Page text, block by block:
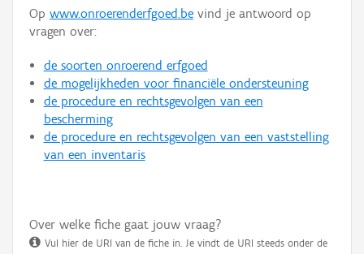
Op www.onroerenderfgoed.be vind je antwoord op
vragen over:
de soorten onroerend erfgoed
de mogelijkheden voor financiële ondersteuning
de procedure en rechtsgevolgen van een
bescherming
de procedure en rechtsgevolgen van een vaststelling
van een inventaris
Over welke fiche gaat jouw vraag?
Vul hier de URI van de fiche in. Je vindt de URI steeds onder de